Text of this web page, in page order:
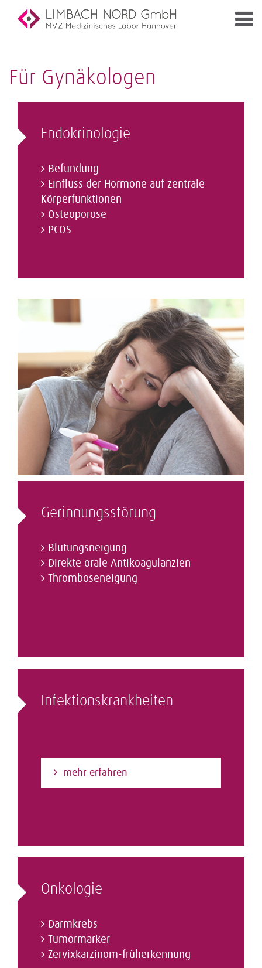
Für Gynäkologen
Endokrinologie
Befundung
Einfluss der Hormone auf zentrale
Körperfunktionen
Osteoporose
PCOS
Gerinnungs­­störung
Blutungsneigung
Direkte orale Antikoagulanzien
Thromboseneigung
Infektions­­krankheiten
mehr erfahren
Onkologie
Darmkrebs
Tumormarker
Zervixkarzinom-­früherkennung